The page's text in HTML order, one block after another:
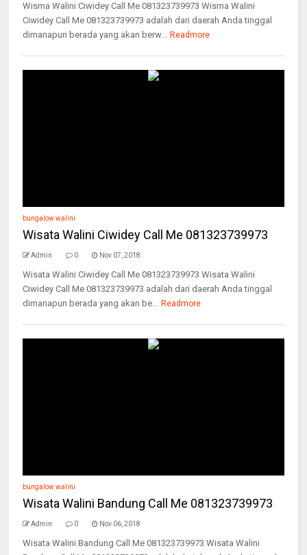
Wisma Walini Ciwidey Call Me 081323739973 Wisma Walini
Ciwidey Call Me 081323739973 adalah dari daerah Anda tinggal
dimanapun berada yang akan berw... Readmore
bungalow walini
Wisata Walini Ciwidey Call Me 081323739973
Admin 0 Nov 07, 2018
Wisata Walini Ciwidey Call Me 081323739973 Wisata Walini
Ciwidey Call Me 081323739973 adalah dari daerah Anda tinggal
dimanapun berada yang akan be... Readmore
bungalow walini
Wisata Walini Bandung Call Me 081323739973
Admin 0 Nov 06, 2018
Wisata Walini Bandung Call Me 081323739973 Wisata Walini